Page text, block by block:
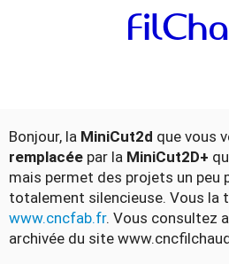
Bonjour, la MiniCut2d que vous
remplacée par la MiniCut2D+
mais permet des projets un peu
totalement silencieuse. Vous la
www.cncfab.fr. Vous consultez
archivée du site